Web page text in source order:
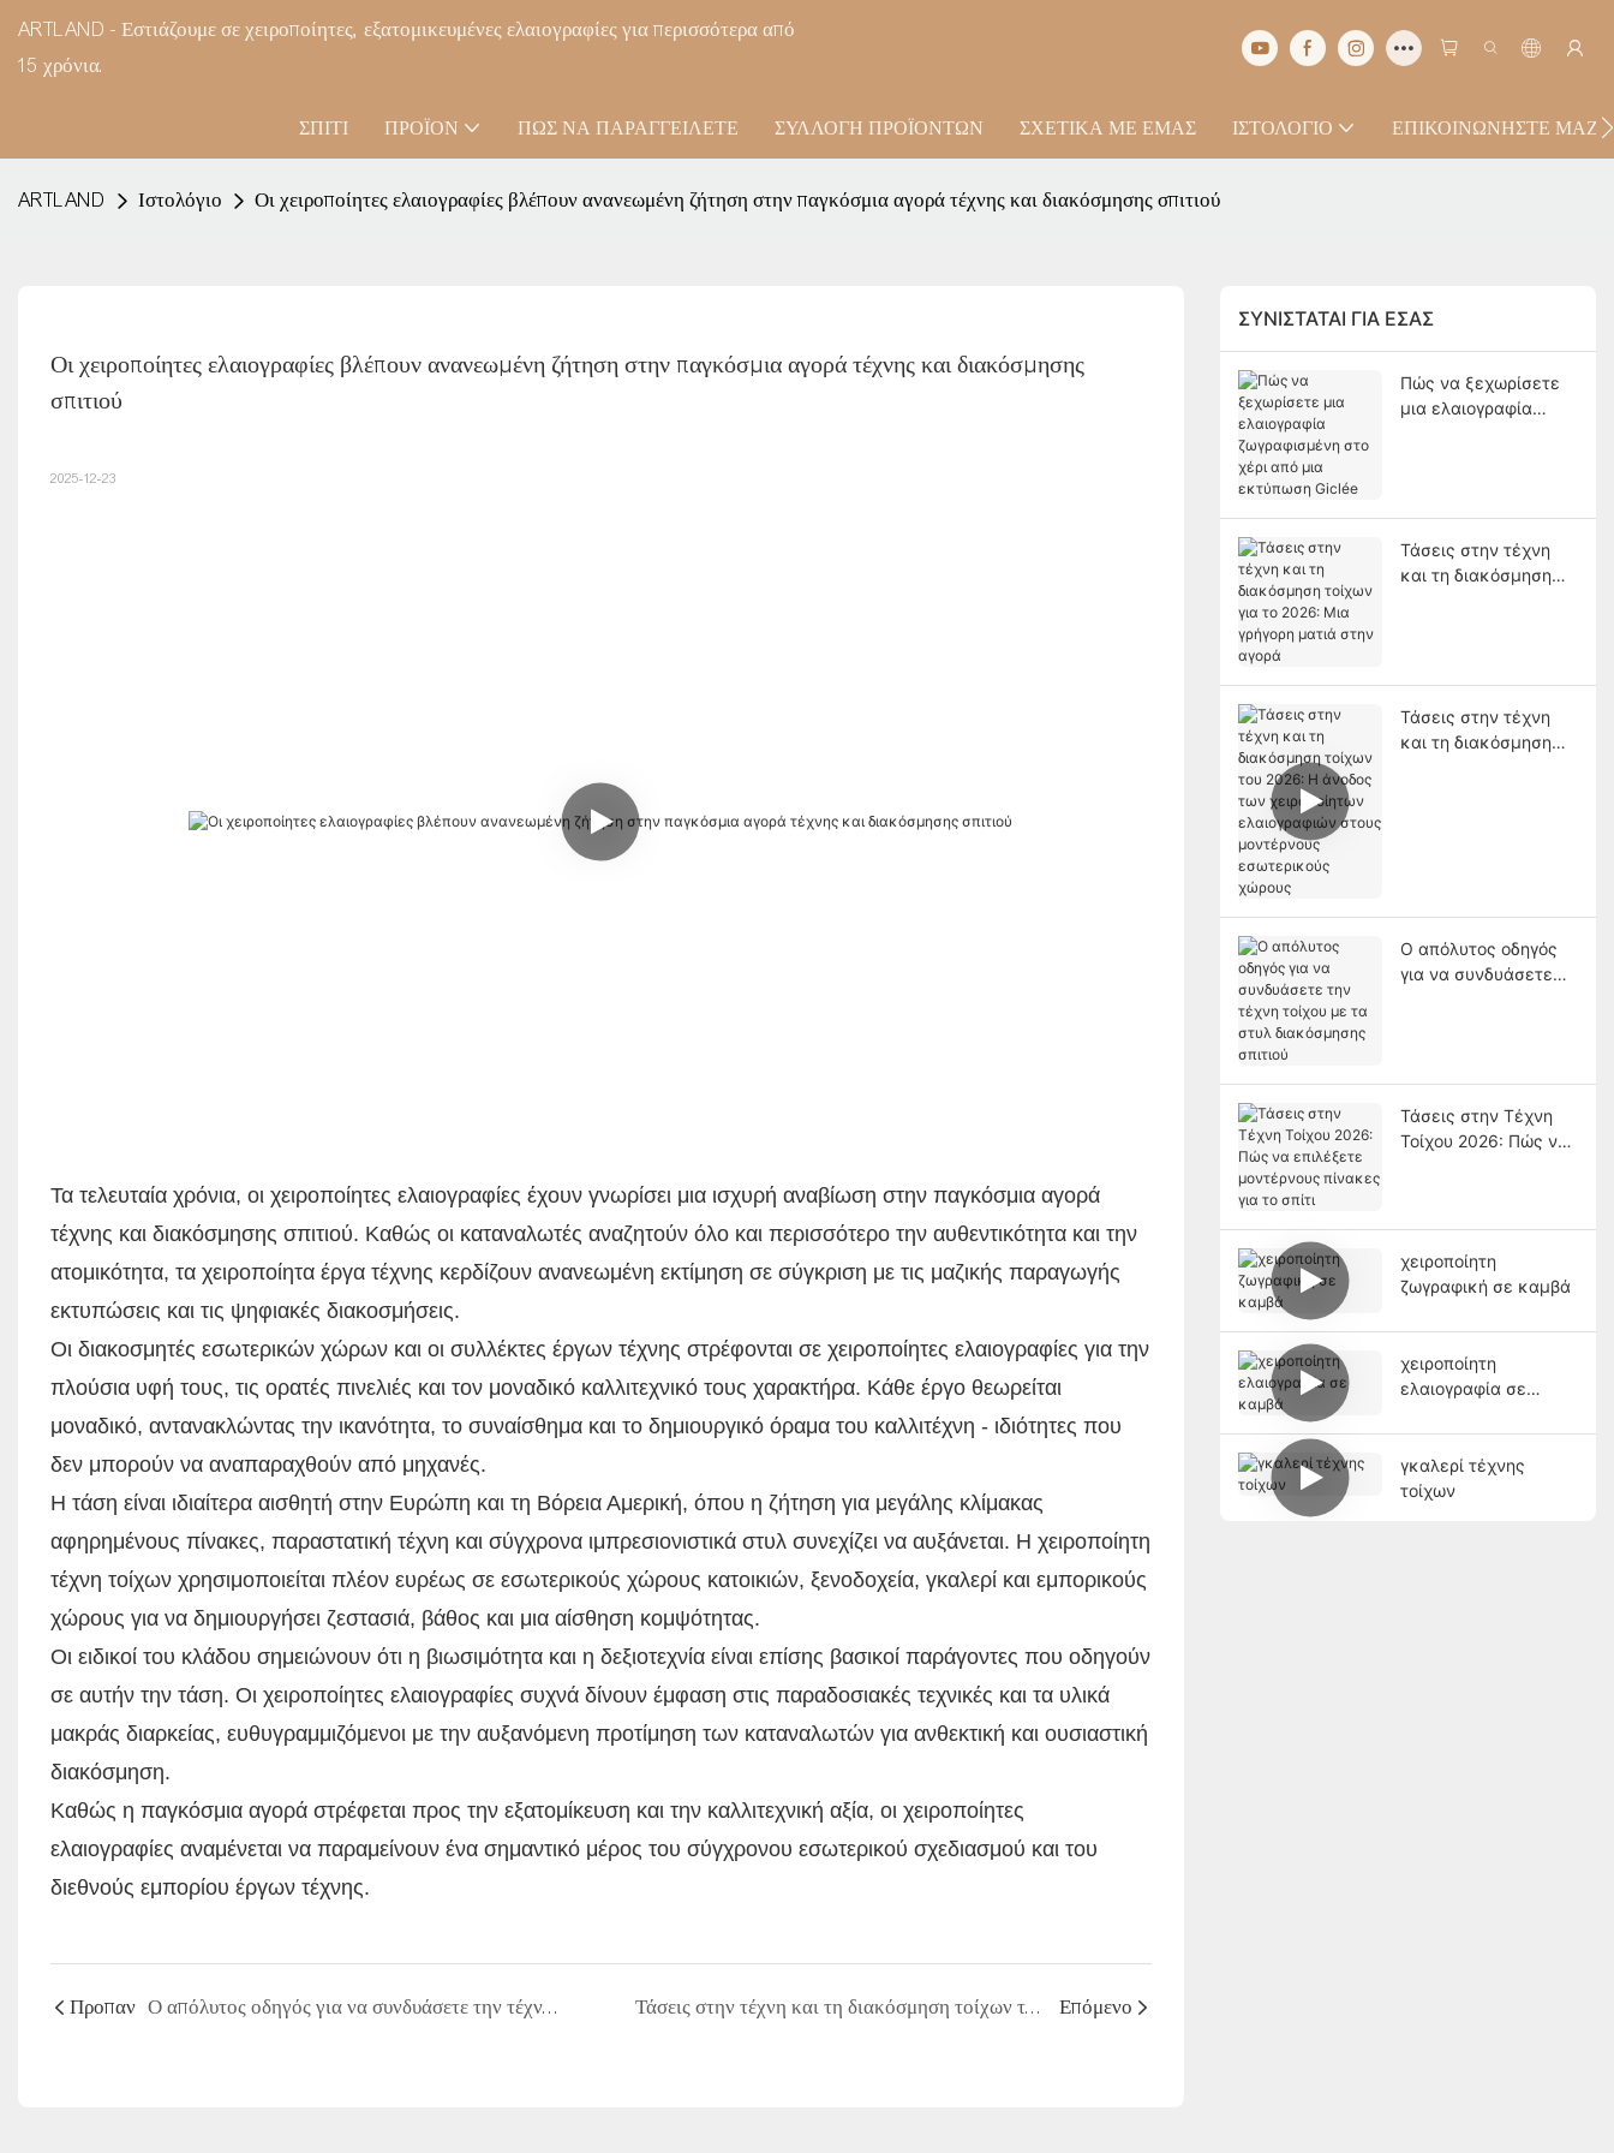
ARTLAND - Εστιάζουμε σε χειροποίητες, εξατομικευμένες ελαιογραφίες για περισσότερα από
15 χρόνια.
ΣΠΊΤΙ ΠΡΟΪΌΝ ΠΏΣ ΝΑ ΠΑΡΑΓΓΕΊΛΕΤΕ ΣΥΛΛΟΓΉ ΠΡΟΪΌΝΤΩΝ ΣΧΕΤΙΚΆ ΜΕ ΕΜΆΣ ΙΣΤΟΛΌΓΙΟ ΕΠΙΚΟΙΝΩΝΉΣΤΕ ΜΑΖΊ
ARTLAND Ιστολόγιο Οι χειροποίητες ελαιογραφίες βλέπουν ανανεωμένη ζήτηση στην παγκόσμια αγορά τέχνης και διακόσμησης σπιτιού
Οι χειροποίητες ελαιογραφίες βλέπουν ανανεωμένη ζήτηση στην παγκόσμια αγορά τέχνης και διακόσμησης
σπιτιού
2025-12-23
Τα τελευταία χρόνια, οι χειροποίητες ελαιογραφίες έχουν γνωρίσει μια ισχυρή αναβίωση στην παγκόσμια αγορά
τέχνης και διακόσμησης σπιτιού. Καθώς οι καταναλωτές αναζητούν όλο και περισσότερο την αυθεντικότητα και την
ατομικότητα, τα χειροποίητα έργα τέχνης κερδίζουν ανανεωμένη εκτίμηση σε σύγκριση με τις μαζικής παραγωγής
εκτυπώσεις και τις ψηφιακές διακοσμήσεις.
Οι διακοσμητές εσωτερικών χώρων και οι συλλέκτες έργων τέχνης στρέφονται σε χειροποίητες ελαιογραφίες για την
πλούσια υφή τους, τις ορατές πινελιές και τον μοναδικό καλλιτεχνικό τους χαρακτήρα. Κάθε έργο θεωρείται
μοναδικό, αντανακλώντας την ικανότητα, το συναίσθημα και το δημιουργικό όραμα του καλλιτέχνη - ιδιότητες που
δεν μπορούν να αναπαραχθούν από μηχανές.
Η τάση είναι ιδιαίτερα αισθητή στην Ευρώπη και τη Βόρεια Αμερική, όπου η ζήτηση για μεγάλης κλίμακας
αφηρημένους πίνακες, παραστατική τέχνη και σύγχρονα ιμπρεσιονιστικά στυλ συνεχίζει να αυξάνεται. Η χειροποίητη
τέχνη τοίχων χρησιμοποιείται πλέον ευρέως σε εσωτερικούς χώρους κατοικιών, ξενοδοχεία, γκαλερί και εμπορικούς
χώρους για να δημιουργήσει ζεστασιά, βάθος και μια αίσθηση κομψότητας.
Οι ειδικοί του κλάδου σημειώνουν ότι η βιωσιμότητα και η δεξιοτεχνία είναι επίσης βασικοί παράγοντες που οδηγούν
σε αυτήν την τάση. Οι χειροποίητες ελαιογραφίες συχνά δίνουν έμφαση στις παραδοσιακές τεχνικές και τα υλικά
μακράς διαρκείας, ευθυγραμμιζόμενοι με την αυξανόμενη προτίμηση των καταναλωτών για ανθεκτική και ουσιαστική
διακόσμηση.
Καθώς η παγκόσμια αγορά στρέφεται προς την εξατομίκευση και την καλλιτεχνική αξία, οι χειροποίητες
ελαιογραφίες αναμένεται να παραμείνουν ένα σημαντικό μέρος του σύγχρονου εσωτερικού σχεδιασμού και του
διεθνούς εμπορίου έργων τέχνης.
Προπαν Ο απόλυτος οδηγός για να συνδυάσετε την τέχνη τοίχου με τα στυλ διακόσμησης σπιτιού Τάσεις στην τέχνη και τη διακόσμηση τοίχων του 2026: Η άνοδος των χειροποίητων ελαιογραφιών στους μοντέρνους εσωτερικούς χώρους Επόμενο
ΣΥΝΙΣΤΆΤΑΙ ΓΙΑ ΕΣΆΣ
Πώς να ξεχωρίσετε
μια ελαιογραφία
Τάσεις στην τέχνη
και τη διακόσμηση
Τάσεις στην τέχνη
και τη διακόσμηση
Ο απόλυτος οδηγός
για να συνδυάσετε
Τάσεις στην Τέχνη
Τοίχου 2026: Πώς να
χειροποίητη
ζωγραφική σε καμβά
χειροποίητη
ελαιογραφία σε
γκαλερί τέχνης
τοίχων